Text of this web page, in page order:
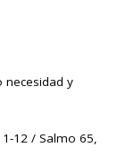
necesidad y
12 / Salmo 65,